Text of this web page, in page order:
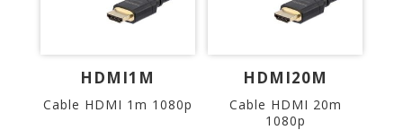
HDMI1M
Cable HDMI 1m 1080p
HDMI20M
Cable HDMI 20m
1080p